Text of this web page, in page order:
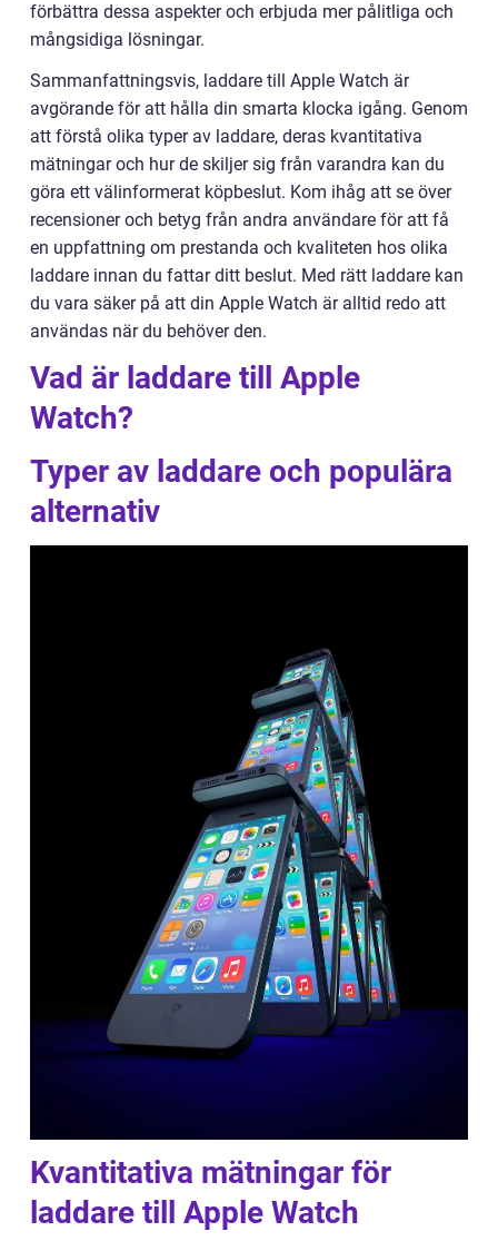
förbättra dessa aspekter och erbjuda mer pålitliga och
mångsidiga lösningar.
Sammanfattningsvis, laddare till Apple Watch är
avgörande för att hålla din smarta klocka igång. Genom
att förstå olika typer av laddare, deras kvantitativa
mätningar och hur de skiljer sig från varandra kan du
göra ett välinformerat köpbeslut. Kom ihåg att se över
recensioner och betyg från andra användare för att få
en uppfattning om prestanda och kvaliteten hos olika
laddare innan du fattar ditt beslut. Med rätt laddare kan
du vara säker på att din Apple Watch är alltid redo att
användas när du behöver den.
Vad är laddare till Apple
Watch?
Typer av laddare och populära
alternativ
Kvantitativa mätningar för
laddare till Apple Watch